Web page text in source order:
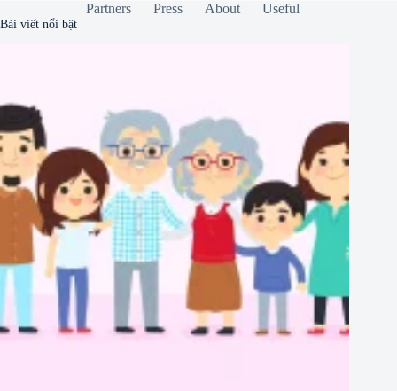
Partners Press About Useful
Bài viết nổi bật